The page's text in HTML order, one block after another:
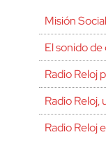
Misión
El sonido
Radio Reloj
Radio Reloj,
Radio Reloj